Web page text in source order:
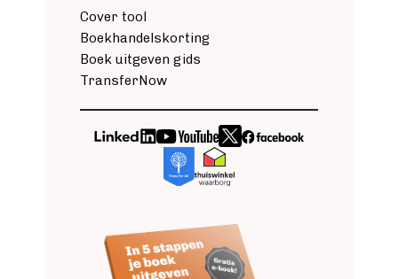
Cover tool
Boekhandelskorting
Boek uitgeven gids
TransferNow
Image Image ImageImage
ImageImage